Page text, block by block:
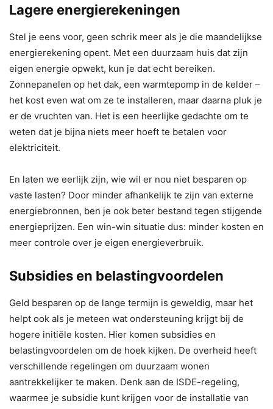
Lagere energierekeningen
Stel je eens voor, geen schrik meer als je die maandelijkse
energierekening opent. Met een duurzaam huis dat zijn
eigen energie opwekt, kun je dat echt bereiken.
Zonnepanelen op het dak, een warmtepomp in de kelder –
het kost even wat om ze te installeren, maar daarna pluk je
er de vruchten van. Het is een heerlijke gedachte om te
weten dat je bijna niets meer hoeft te betalen voor
elektriciteit.
En laten we eerlijk zijn, wie wil er nou niet besparen op
vaste lasten? Door minder afhankelijk te zijn van externe
energiebronnen, ben je ook beter bestand tegen stijgende
energieprijzen. Een win-win situatie dus: minder kosten en
meer controle over je eigen energieverbruik.
Subsidies en belastingvoordelen
Geld besparen op de lange termijn is geweldig, maar het
helpt ook als je meteen wat ondersteuning krijgt bij de
hogere initiële kosten. Hier komen subsidies en
belastingvoordelen om de hoek kijken. De overheid heeft
verschillende regelingen om duurzaam wonen
aantrekkelijker te maken. Denk aan de ISDE-regeling,
waarmee je subsidie kunt krijgen voor de installatie van